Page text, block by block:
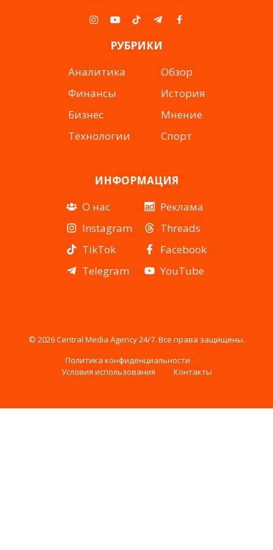
Instagram
YouTubeTikTokTelegramFacebook
РУБРИКИ
Аналитика
Финансы
Бизнес
Технологии
Обзор
История
Мнение
Спорт
ИНФОРМАЦИЯ
О нас
Instagram
TikTok
Telegram
Реклама
Threads
Facebook
YouTube
© 2026 Central Media Agency 24/7. Все права защищены.
Политика конфиденциальности
Условия использования
Контакты